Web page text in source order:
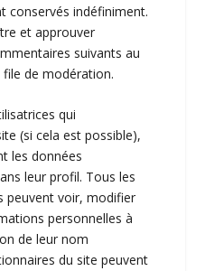
conservés indéfiniment.
et approuver
suivants au
file de modération.
qui
(si cela est possible),
les données
leur profil. Tous les
peuvent voir, modifier
personnelles à
de leur nom
du site peuvent